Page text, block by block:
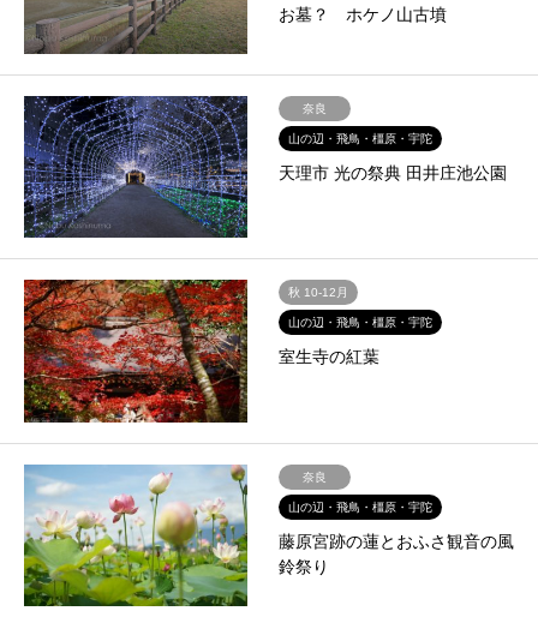
お墓？ ホケノ山古墳
奈良
山の辺・飛鳥・橿原・宇陀
天理市 光の祭典 田井庄池公園
秋 10-12月
山の辺・飛鳥・橿原・宇陀
室生寺の紅葉
奈良
山の辺・飛鳥・橿原・宇陀
藤原宮跡の蓮とおふさ観音の風
鈴祭り